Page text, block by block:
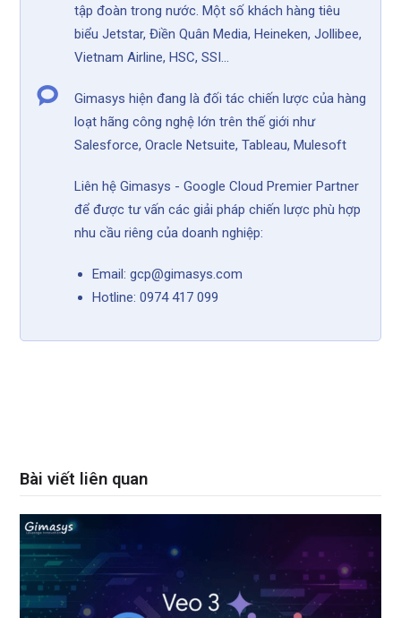
tập đoàn trong nước. Một số khách hàng tiêu
biểu Jetstar, Điền Quân Media, Heineken, Jollibee,
Vietnam Airline, HSC, SSI...
Gimasys hiện đang là đối tác chiến lược của hàng
loạt hãng công nghệ lớn trên thế giới như
Salesforce, Oracle Netsuite, Tableau, Mulesoft
Liên hệ Gimasys - Google Cloud Premier Partner
để được tư vấn các giải pháp chiến lược phù hợp
nhu cầu riêng của doanh nghiệp:
Email: gcp@gimasys.com
Hotline: 0974 417 099
Bài viết liên quan